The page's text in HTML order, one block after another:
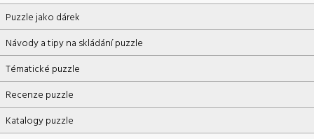
Puzzle jako dárek
Návody a tipy na skládání puzzle
Tématické puzzle
Recenze puzzle
Katalogy puzzle